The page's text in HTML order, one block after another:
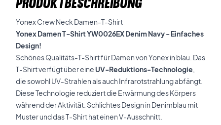
Yonex Crew Neck Damen-T-Shirt
Yonex Damen T-Shirt YW0026EX Denim Navy - Einfaches
Design!
Schönes Qualitäts-T-Shirt für Damen von Yonex in blau. Das
T-Shirt verfügt über eine UV-Reduktions-Technologie
die sowohl UV-Strahlen als auch Infrarotstrahlung abfängt.
Diese Technologie reduziert die Erwärmung des Körpers
während der Aktivität. Schlichtes Design in Denimblau mit
Muster und das T-Shirt hat einen V-Ausschnitt.